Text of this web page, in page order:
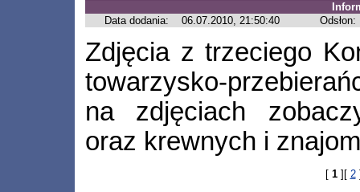
Data dodania:
06.07.2010, 21:50:40 Odsłon:
Zdjęcia z trzeciego
towarzysko-
na zdjęciach
oraz krewnych i
[ 1][ 2